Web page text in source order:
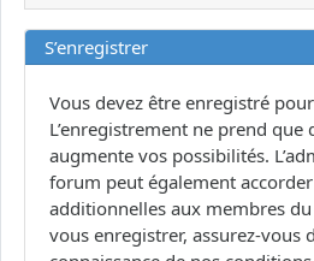
S’enregistrer
Vous devez être enregistré
L’enregistrement ne prend que
augmente vos possibilités.
forum peut également
additionnelles aux membres
vous enregistrer, assurez-vous